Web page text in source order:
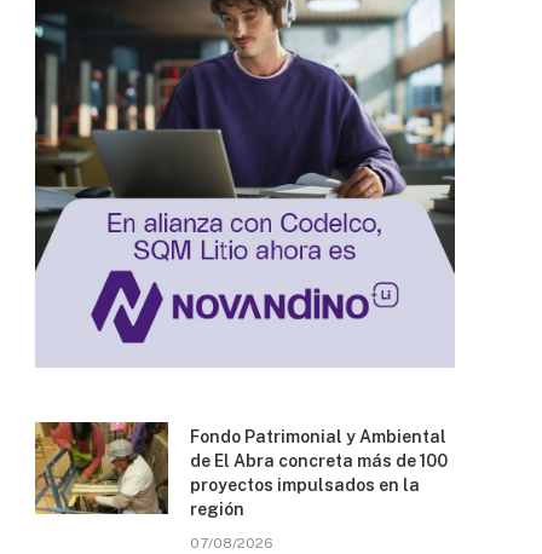
Fondo Patrimonial y Ambiental
de El Abra concreta más de 100
proyectos impulsados en la
región
07/08/2026